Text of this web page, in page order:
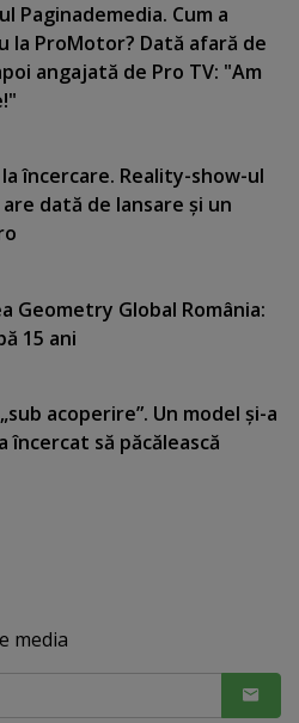
Paginademedia. Cum a
la ProMotor? Dată afară de
angajată de Pro TV: "Am
încercare. Reality-show-ul
are dată de lansare şi un
Geometry Global România:
15 ani
acoperire”. Un model şi-a
să păcălească
media